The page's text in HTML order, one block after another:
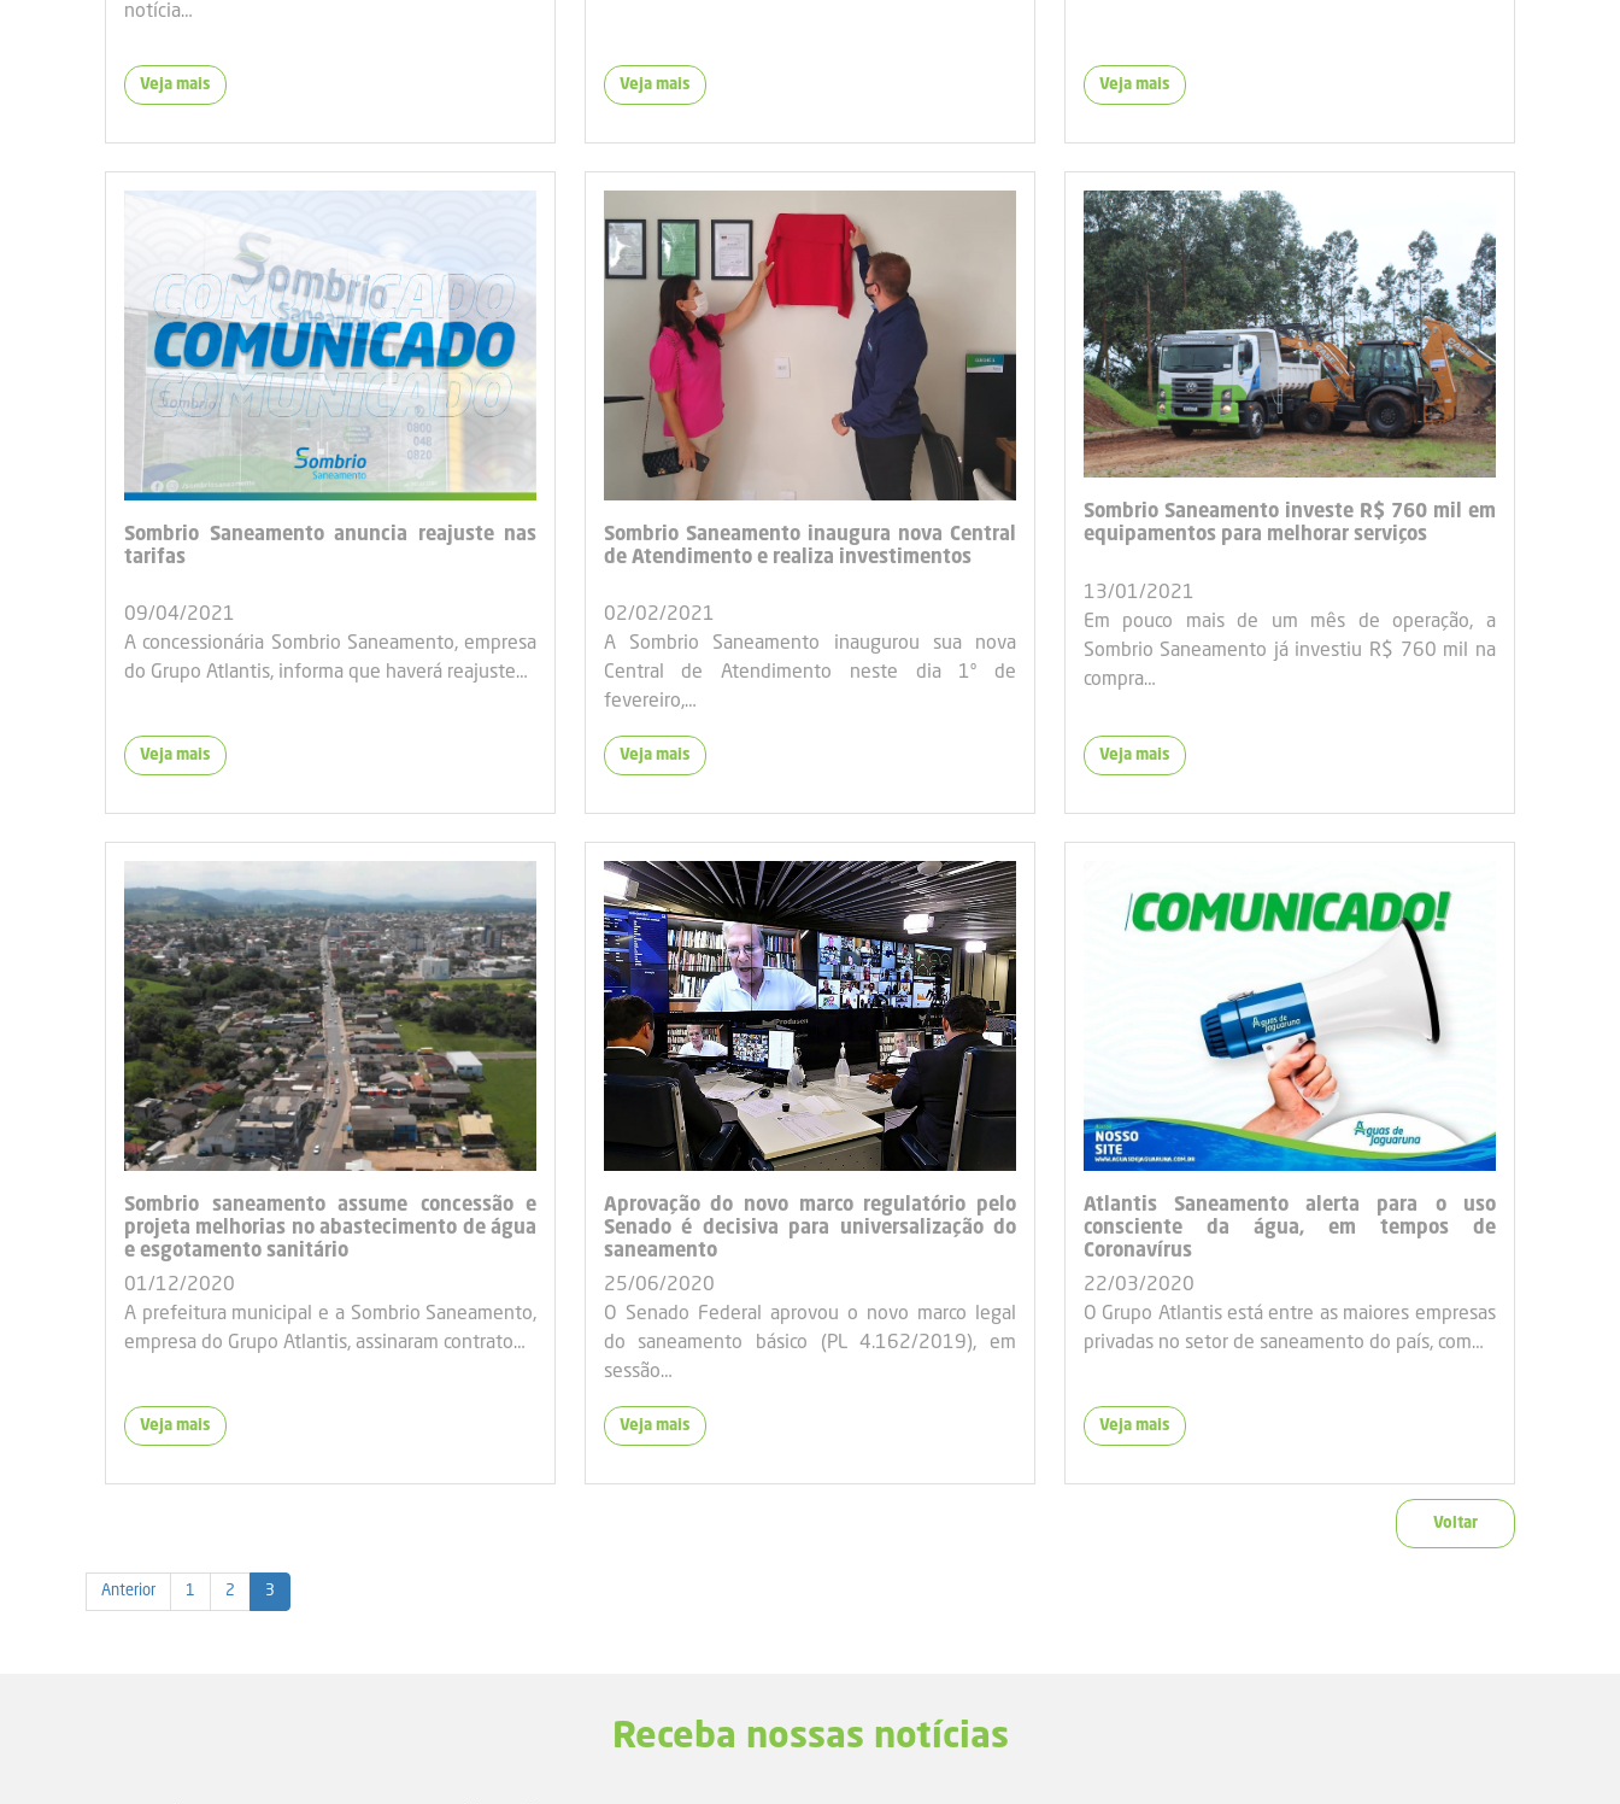
notícia…
Veja mais Veja mais Veja mais
Sombrio Saneamento anuncia reajuste nas
tarifas
09/04/2021
A concessionária Sombrio Saneamento, empresa
do Grupo Atlantis, informa que haverá reajuste…
Veja mais
Sombrio Saneamento inaugura nova Central
de Atendimento e realiza investimentos
02/02/2021
A Sombrio Saneamento inaugurou sua nova
Central de Atendimento neste dia 1º de
fevereiro,…
Veja mais
Sombrio Saneamento investe R$ 760 mil em
equipamentos para melhorar serviços
13/01/2021
Em pouco mais de um mês de operação, a
Sombrio Saneamento já investiu R$ 760 mil na
compra…
Veja mais
Sombrio saneamento assume concessão e
projeta melhorias no abastecimento de água
e esgotamento sanitário
01/12/2020
A prefeitura municipal e a Sombrio Saneamento,
empresa do Grupo Atlantis, assinaram contrato…
Veja mais
Aprovação do novo marco regulatório pelo
Senado é decisiva para universalização do
saneamento
25/06/2020
O Senado Federal aprovou o novo marco legal
do saneamento básico (PL 4.162/2019), em
sessão…
Veja mais
Atlantis Saneamento alerta para o uso
consciente da água, em tempos de
Coronavírus
22/03/2020
O Grupo Atlantis está entre as maiores empresas
privadas no setor de saneamento do país, com…
Veja mais
Voltar
Anterior 1 2 3
Receba nossas notícias